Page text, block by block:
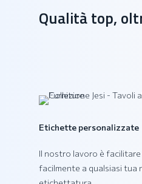
Qualità top,
Etichette personalizzate
Il nostro lavoro è
facilmente a qualsiasi tua